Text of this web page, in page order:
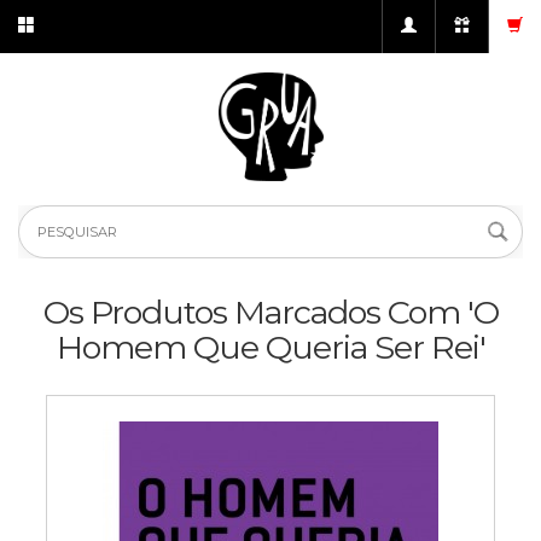
Os Produtos Marcados Com 'O
Homem Que Queria Ser Rei'